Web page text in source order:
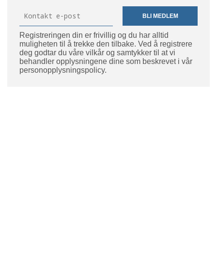
BLI MEDLEM
Registreringen din er frivillig og du har alltid
muligheten til å trekke den tilbake. Ved å registrere
deg godtar du våre vilkår og samtykker til at vi
behandler opplysningene dine som beskrevet i vår
personopplysningspolicy.